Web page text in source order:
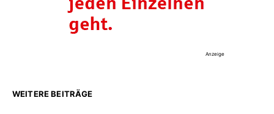
Anzeige
WEITERE BEITRÄGE